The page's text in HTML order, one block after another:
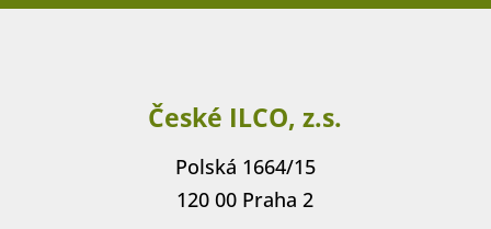
České ILCO, z.s.
Polská 1664/15
120 00 Praha 2